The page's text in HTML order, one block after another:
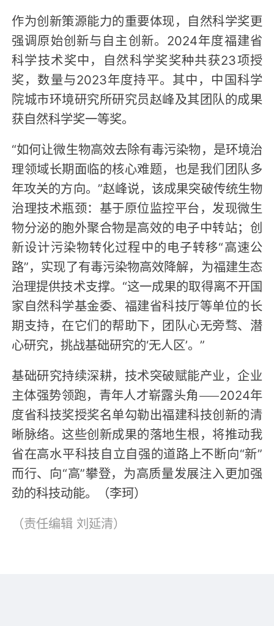
作为创新策源能力的重要体现，自然科学奖更
强调原始创新与自主创新。2024年度福建省
科学技术奖中，自然科学奖奖种共获23项授
奖，数量与2023年度持平。其中，中国科学
院城市环境研究所研究员赵峰及其团队的成果
获自然科学奖一等奖。
“如何让微生物高效去除有毒污染物，是环境治
理领域长期面临的核心难题，也是我们团队多
年攻关的方向。”赵峰说，该成果突破传统生物
治理技术瓶颈：基于原位监控平台，发现微生
物分泌的胞外聚合物是高效的电子中转站；创
新设计污染物转化过程中的电子转移“高速公
路”，实现了有毒污染物高效降解，为福建生态
治理提供技术支撑。“这一成果的取得离不开国
家自然科学基金委、福建省科技厅等单位的长
期支持，在它们的帮助下，团队心无旁骛、潜
心研究，挑战基础研究的‘无人区’。”
基础研究持续深耕，技术突破赋能产业，企业
主体强势领跑，青年人才崭露头角——2024年
度省科技奖授奖名单勾勒出福建科技创新的清
晰脉络。这些创新成果的落地生根，将推动我
省在高水平科技自立自强的道路上不断向“新”
而行、向“高”攀登，为高质量发展注入更加强
劲的科技动能。（李珂）
（责任编辑 刘延清）